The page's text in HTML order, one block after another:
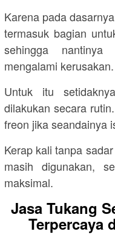
Karena pada
termasuk bagian
sehingga
mengalami kerusakan.
Untuk itu
dilakukan secara
freon jika seandainya
Kerap kali tanpa
masih digunakan,
maksimal.
Jasa Tukang
Terpercaya